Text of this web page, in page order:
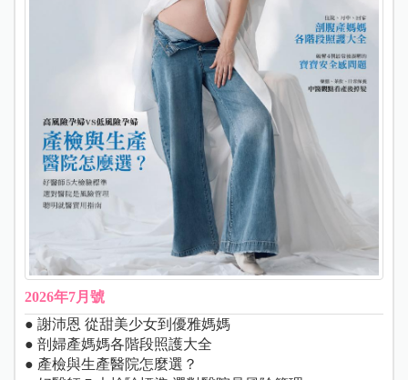
2026年7月號
● 謝沛恩 從甜美少女到優雅媽媽
● 剖婦產媽媽各階段照護大全
● 產檢與生產醫院怎麼選？